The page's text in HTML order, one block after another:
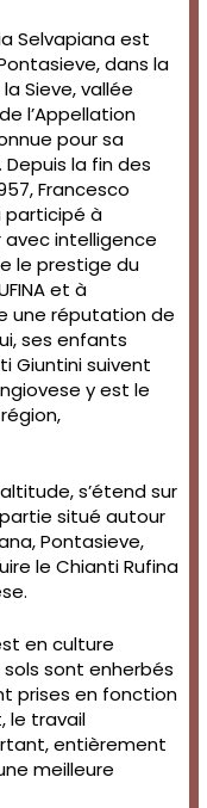
Selvapiana est
dans la
Sieve, vallée
l’Appellation
pour sa
Depuis la fin des
Francesco
participé à
intelligence
le prestige du
et à
une réputation de
ses enfants
Giuntini suivent
y est le
s’étend sur
situé autour
Pontasieve,
le Chianti Rufina
en culture
sont enherbés
prises en fonction
le travail
entièrement
meilleure